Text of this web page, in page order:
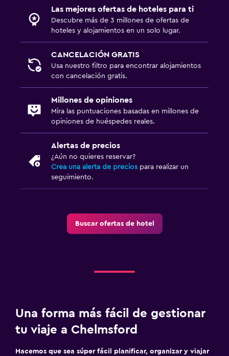
Las mejores ofertas de hoteles para ti
Descubre más de 3 millones de ofertas de
hoteles y alojamientos en un solo lugar.
CANCELACIÓN GRATIS
Usa nuestro filtro para encontrar alojamientos
con cancelación gratis.
Millones de opiniones
Mira las puntuaciones basadas en millones de
opiniones de huéspedes reales.
Alertas de precios
¿Aún no quieres reservar?
Crea una alerta de precios para realizar un
seguimiento.
Buscar ofertas de hotel
Una forma más fácil de gestionar
tu viaje a Chelmsford
Hacemos que sea súper fácil planificar, organizar y viajar